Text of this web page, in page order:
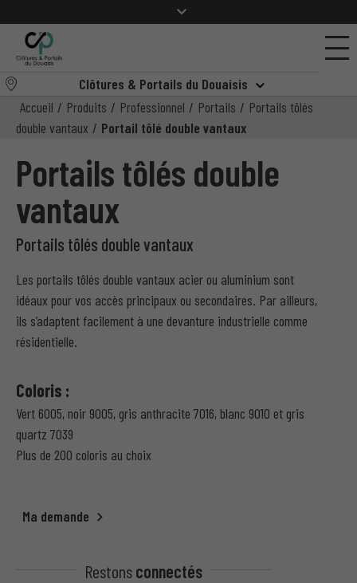
Clôtures & Portails du Douaisis
Accueil / Produits / Professionnel / Portails / Portails tôlés
double vantaux / Portail tôlé double vantaux
Portails tôlés double
vantaux
Portails tôlés double vantaux
Les portails tôlés double vantaux acier ou aluminium sont
idéaux pour vos accès principaux ou secondaires. Par ailleurs,
ils s’adaptent facilement à une devanture industrielle comme
résidentielle.
Coloris :
Vert 6005, noir 9005, gris anthracite 7016, blanc 9010 et gris
quartz 7039
Plus de 200 coloris au choix
Ma demande
Restonsconnectés